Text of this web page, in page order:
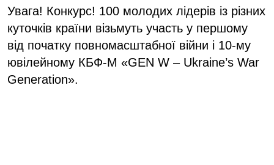
Увага! Конкурс! 100 молодих лідерів із різних
куточків країни візьмуть участь у першому
від початку повномасштабної війни і 10-му
ювілейному КБФ-М «GEN W – Ukraine’s War
Generation».